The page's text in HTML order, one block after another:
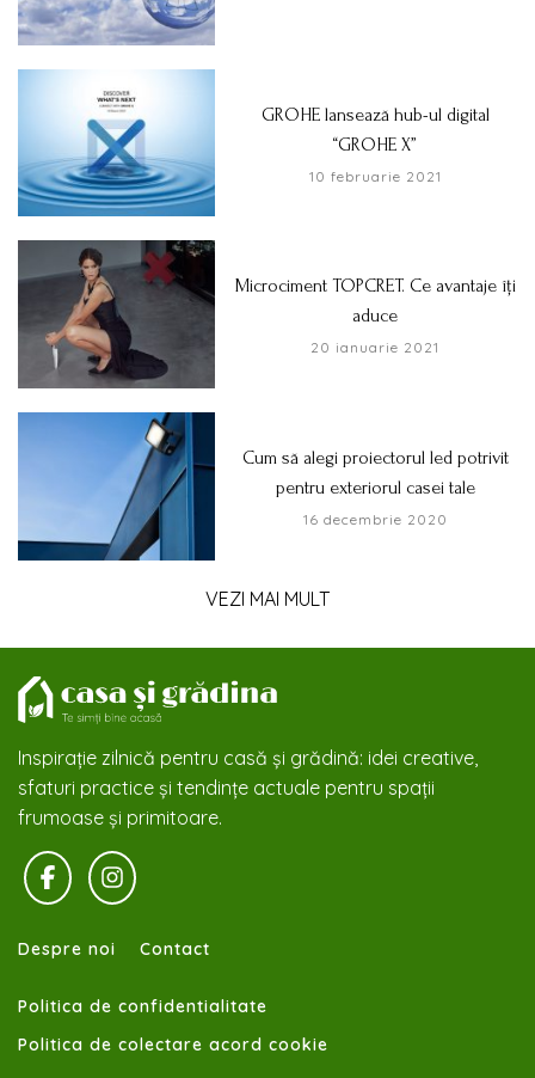
GROHE lansează hub-ul digital
“GROHE X”
10 februarie 2021
Microciment TOPCRET. Ce avantaje îți
aduce
20 ianuarie 2021
Cum să alegi proiectorul led potrivit
pentru exteriorul casei tale
16 decembrie 2020
VEZI MAI MULT
Inspirație zilnică pentru casă și grădină: idei creative,
sfaturi practice și tendințe actuale pentru spații
frumoase și primitoare.
Despre noi Contact
Politica de confidentialitate
Politica de colectare acord cookie